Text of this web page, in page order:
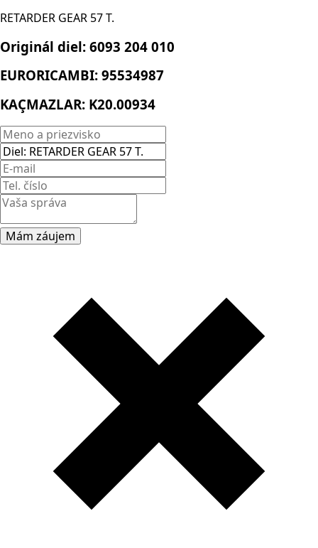
RETARDER GEAR 57 T.
Originál diel: 6093 204 010
EURORICAMBI: 95534987
KAÇMAZLAR: K20.00934
Mám záujem